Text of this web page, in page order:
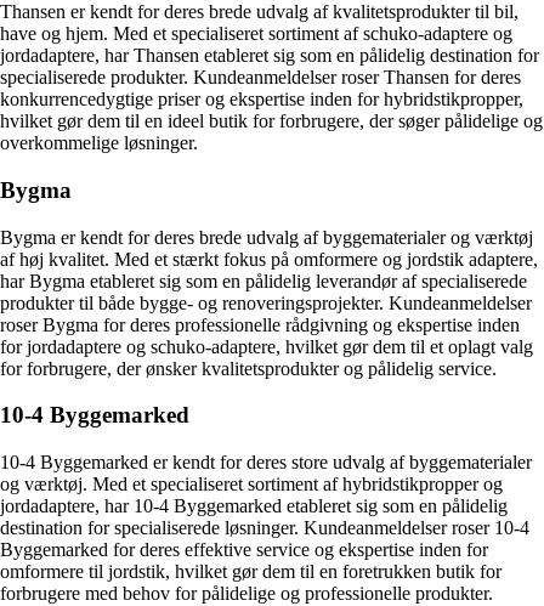
Thansen er kendt for deres brede udvalg af kvalitetsprodukter til bil,
have og hjem. Med et specialiseret sortiment af schuko-adaptere og
jordadaptere, har Thansen etableret sig som en pålidelig destination for
specialiserede produkter. Kundeanmeldelser roser Thansen for deres
konkurrencedygtige priser og ekspertise inden for hybridstikpropper,
hvilket gør dem til en ideel butik for forbrugere, der søger pålidelige og
overkommelige løsninger.
Bygma
Bygma er kendt for deres brede udvalg af byggematerialer og værktøj
af høj kvalitet. Med et stærkt fokus på omformere og jordstik adaptere,
har Bygma etableret sig som en pålidelig leverandør af specialiserede
produkter til både bygge- og renoveringsprojekter. Kundeanmeldelser
roser Bygma for deres professionelle rådgivning og ekspertise inden
for jordadaptere og schuko-adaptere, hvilket gør dem til et oplagt valg
for forbrugere, der ønsker kvalitetsprodukter og pålidelig service.
10-4 Byggemarked
10-4 Byggemarked er kendt for deres store udvalg af byggematerialer
og værktøj. Med et specialiseret sortiment af hybridstikpropper og
jordadaptere, har 10-4 Byggemarked etableret sig som en pålidelig
destination for specialiserede løsninger. Kundeanmeldelser roser 10-4
Byggemarked for deres effektive service og ekspertise inden for
omformere til jordstik, hvilket gør dem til en foretrukken butik for
forbrugere med behov for pålidelige og professionelle produkter.